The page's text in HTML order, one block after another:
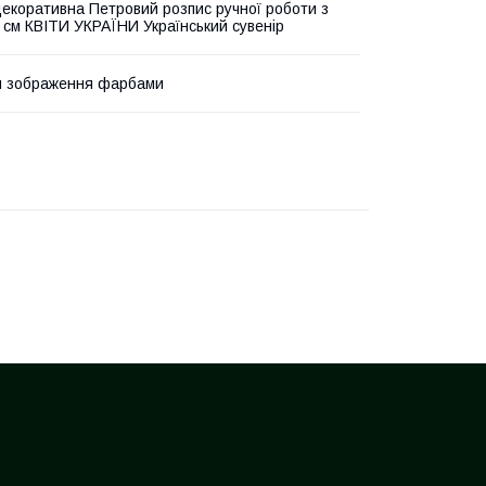
Петровий розпис ручної роботи з
КВІТИ УКРАЇНИ Український сувенір
зображення фарбами